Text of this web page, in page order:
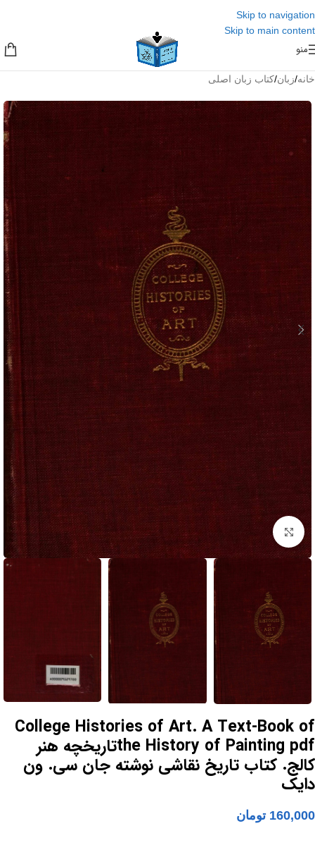
Skip to navigation
Skip to main content
منو
خانه/زبان/کتاب زبان اصلی
برای بزرگنمایی کلیک کنید
College Histories of Art. A Text-Book of
the History of Painting pdfتاریخچه هنر
کالج. کتاب تاریخ نقاشی نوشته جان سی. ون
دایک
160,000 تومان